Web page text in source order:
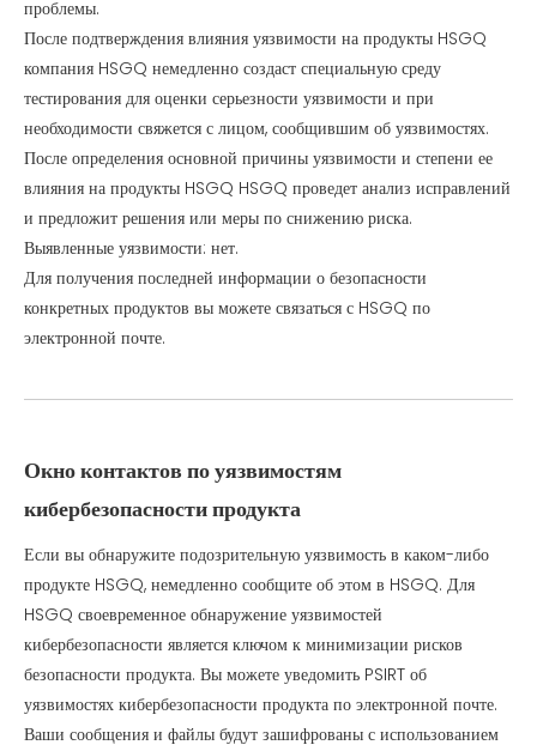
проблемы.
После подтверждения влияния уязвимости на продукты HSGQ
компания HSGQ немедленно создаст специальную среду
тестирования для оценки серьезности уязвимости и при
необходимости свяжется с лицом, сообщившим об уязвимостях.
После определения основной причины уязвимости и степени ее
влияния на продукты HSGQ HSGQ проведет анализ исправлений
и предложит решения или меры по снижению риска.
Выявленные уязвимости: нет.
Для получения последней информации о безопасности
конкретных продуктов вы можете связаться с HSGQ по
электронной почте.
Окно контактов по уязвимостям
кибербезопасности продукта
Если вы обнаружите подозрительную уязвимость в каком-либо
продукте HSGQ, немедленно сообщите об этом в HSGQ. Для
HSGQ своевременное обнаружение уязвимостей
кибербезопасности является ключом к минимизации рисков
безопасности продукта. Вы можете уведомить PSIRT об
уязвимостях кибербезопасности продукта по электронной почте.
Ваши сообщения и файлы будут зашифрованы с использованием